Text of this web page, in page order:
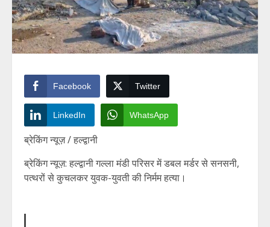
Facebook Twitter
LinkedIn WhatsApp
ब्रेकिंग न्यूज़ / हल्द्वानी
ब्रेकिंग न्यूज़: हल्द्वानी गल्ला मंडी परिसर में डबल मर्डर से सनसनी,
पत्थरों से कुचलकर युवक-युवती की निर्मम हत्या।